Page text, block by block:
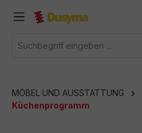
springen
MÖBEL UND AUSSTATTUNG
Küchenprogramm